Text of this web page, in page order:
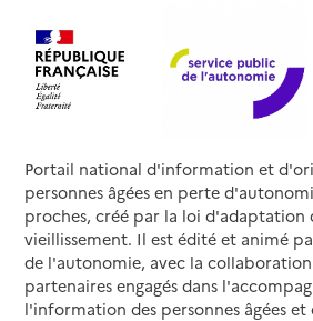
Portail national d'information et
personnes âgées en perte
proches, créé par la loi d'adaptation
vieillissement. Il est édité et animé
de l'autonomie, avec la
partenaires engagés dans
l'information des personnes âgées et